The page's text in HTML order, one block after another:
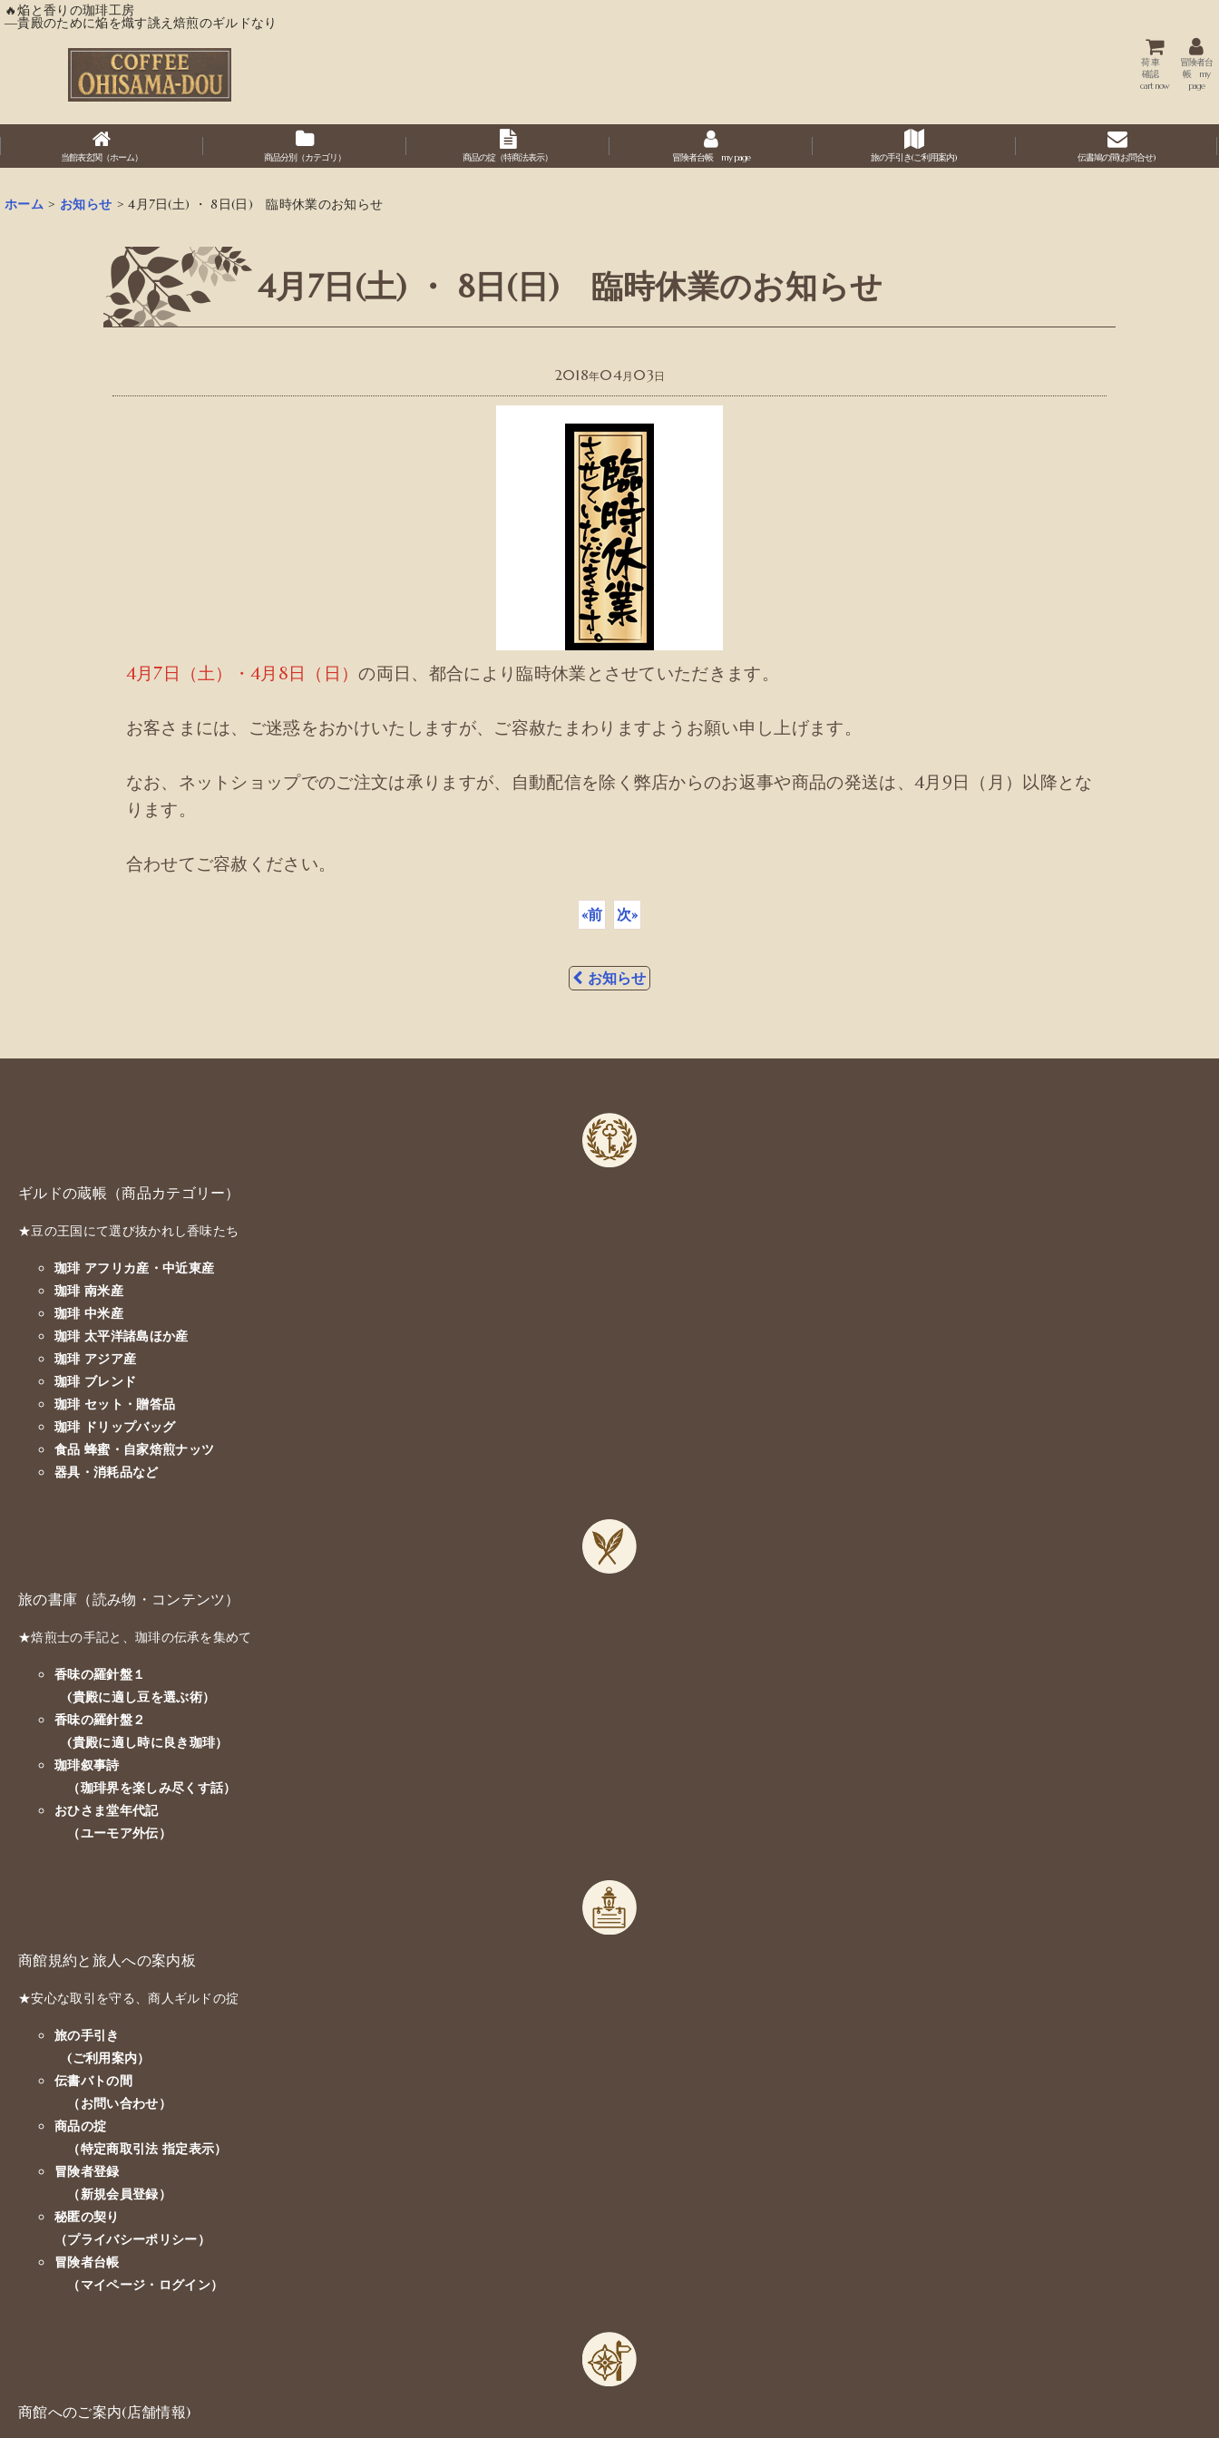
🔥焔と香りの珈琲工房
―貴殿のために焔を熾す誂え焙煎のギルドなり
荷 車
確認
cart now
冒険者台
帳 my
page
当館表玄関（ホーム） 商品分別（カテゴリ） 商品の掟（特商法表示） 冒険者台帳 my page 旅の手引き(ご利用案内) 伝書鳩の間(お問合せ)
ホーム > お知らせ > 4月7日(土) ・ 8日(日) 臨時休業のお知らせ
4月7日(土) ・ 8日(日) 臨時休業のお知らせ
2018年04月 03 日
4月7日（土）・4月8日（日）の両日、都合により臨時休業とさせていただきます。
お客さまには、ご迷惑をおかけいたしますが、ご容赦たまわりますようお願い申し上げます。
なお、ネットショップでのご注文は承りますが、自動配信を除く弊店からのお返事や商品の発送は、4月9日（月）以降とな
ります。
合わせてご容赦ください。
«前 次»
お知らせ
ギルドの蔵帳（商品カテゴリー）
★豆の王国にて選び抜かれし香味たち
珈琲 アフリカ産・中近東産
珈琲 南米産
珈琲 中米産
珈琲 太平洋諸島ほか産
珈琲 アジア産
珈琲 ブレンド
珈琲 セット・贈答品
珈琲 ドリップバッグ
食品 蜂蜜・自家焙煎ナッツ
器具・消耗品など
旅の書庫（読み物・コンテンツ）
★焙煎士の手記と、珈琲の伝承を集めて
香味の羅針盤１
(貴殿に適し豆を選ぶ術）
香味の羅針盤２
(貴殿に適し時に良き珈琲）
珈琲叙事詩
（珈琲界を楽しみ尽くす話）
おひさま堂年代記
（ユーモア外伝）
商館規約と旅人への案内板
★安心な取引を守る、商人ギルドの掟
旅の手引き
(ご利用案内）
伝書バトの間
（お問い合わせ）
商品の掟
（特定商取引法 指定表示）
冒険者登録
（新規会員登録）
秘匿の契り
（プライバシーポリシー）
冒険者台帳
（マイページ・ログイン）
商館へのご案内(店舗情報)